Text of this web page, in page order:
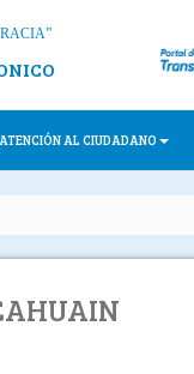
ATENCIÓN AL CIUDADANO